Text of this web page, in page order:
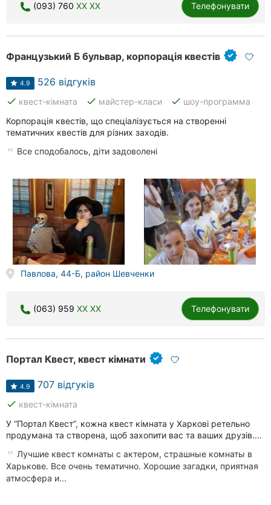
(093) 760 XX XX Телефонувати
Французький Б бульвар, корпорація квестів
4.9 526 відгуків
done квест-кімната done майстер-класи done шоу-программа
Корпорація квестів, що спеціалізується на створенні
тематичних квестів для різних заходів.
Все сподобалось, діти задоволені
Павлова, 44-Б, район Шевченки
(063) 959 XX XX Телефонувати
Портал Квест, квест кімнати
4.9 707 відгуків
done квест-кімната
У “Портал Квест”, кожна квест кімната у Харкові ретельно
продумана та створена, щоб захопити вас та ваших друзів....
Лучшие квест комнаты с актером, страшные комнаты в
Харькове. Все очень тематично. Хорошие загадки, приятная
атмосфера и...